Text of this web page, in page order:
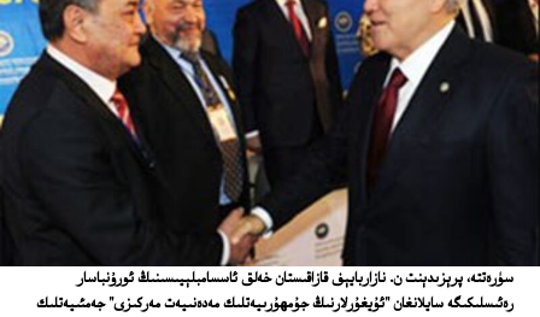
ﺳﯜﺭﻩﺗﺘﻪ، ﭘﺮﯦﺰﯨﺪﯦﻨﺖ ﻥ. ﻧﺎﺯﺍﺭﺑﺎﻳﯧﻒ ﻗﺎﺯﺍﻗﯩﺴﺘﺎﻥ ﺧﻪﻟﻖ ﺋﺎﺳﺴﺎﻣﺒﻠﯧﻴﯩﺴﯩﻨﯩﯔ ﺋﻮﺭﯗﻧﺒﺎﺳﺎﺭ
ﺭﻩﺋﯩﺴﻠﯩﻜﯩﮕﻪ ﺳﺎﻳﻼﻧﻐﺎﻥ "ﺋﯘﻳﻐﯘﺭﻻﺭﻧﯩﯔ ﺟﯘﻣﻬﯘﺭﯨﻴﻪﺗﻠﯩﻚ ﻣﻪﺩﻩﻧﯩﻴﻪﺕ ﻣﻪﺭﻛﯩﺰﻯ" ﺟﻪﻣﺌﯩﻴﻪﺗﻠﯩﻚ